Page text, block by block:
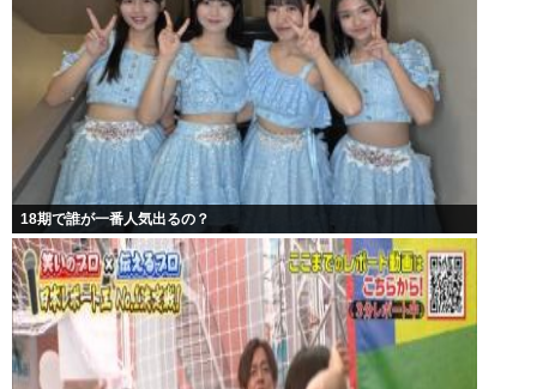
18期で誰が一番人気出るの？